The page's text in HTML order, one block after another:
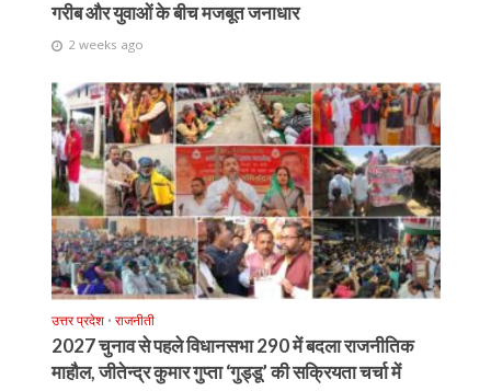
गरीब और युवाओं के बीच मजबूत जनाधार
2 weeks ago
उत्तर प्रदेश • राजनीती
2027 चुनाव से पहले विधानसभा 290 में बदला राजनीतिक
माहौल, जीतेन्द्र कुमार गुप्ता ‘गुड्डू’ की सक्रियता चर्चा में